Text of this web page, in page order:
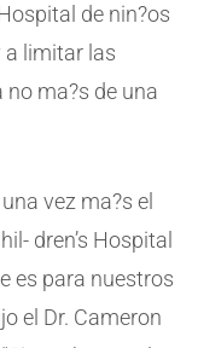
de nin?os
a limitar las
ma?s de una
vez ma?s el
dren’s Hospital
es para nuestros
el Dr. Cameron